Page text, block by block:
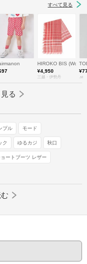
すべて見る
HIROKO BIS
¥4,950
三越・伊勢丹 .st
る
プル モード
ク ゆるカジ 秋口
ートブーツ レザー